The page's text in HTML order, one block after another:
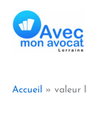
contenu
Accueil valeur